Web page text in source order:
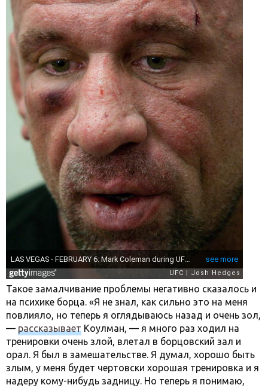
Такое замалчивание проблемы негативно сказалось и
на психике борца. «Я не знал, как сильно это на меня
повлияло, но теперь я оглядываюсь назад и очень зол,
— рассказывает Коулман, — я много раз ходил на
тренировки очень злой, влетал в борцовский зал и
орал. Я был в замешательстве. Я думал, хорошо быть
злым, у меня будет чертовски хорошая тренировка и я
надеру кому-нибудь задницу. Но теперь я понимаю,